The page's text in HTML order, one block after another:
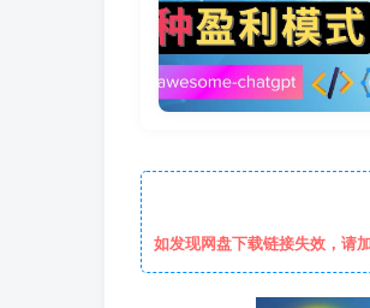
如发现网盘下载链接失效，请